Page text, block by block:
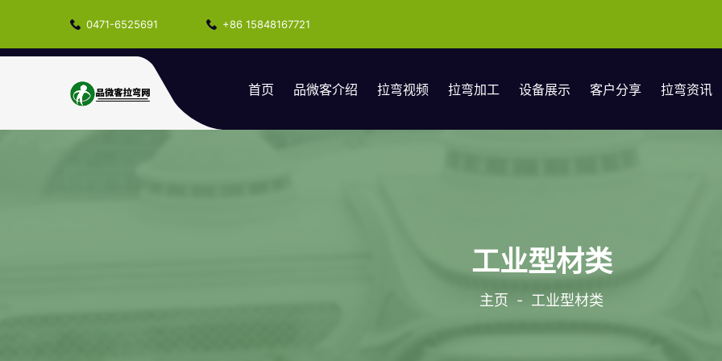
0471-6525691 +86 15848167721
首页 品微客介绍 拉弯视频 拉弯加工 设备展示 客户分享 拉弯资讯
工业型材类
主页 - 工业型材类